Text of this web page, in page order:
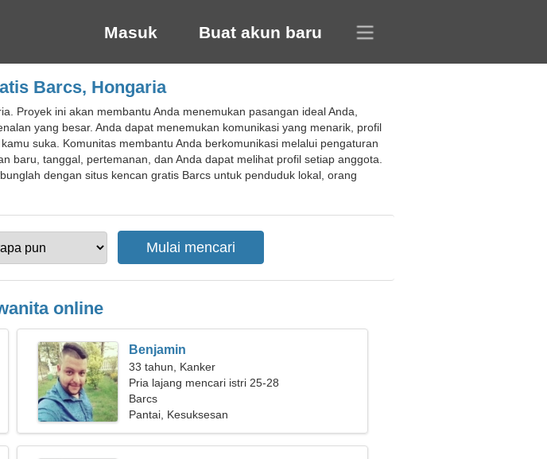
Masuk Buat akun baru
Barcs, Hongaria
Proyek ini akan membantu Anda menemukan pasangan ideal Anda,
yang besar. Anda dapat menemukan komunikasi yang menarik, profil
suka. Komunitas membantu Anda berkomunikasi melalui pengaturan
baru, tanggal, pertemanan, dan Anda dapat melihat profil setiap anggota.
dengan situs kencan gratis Barcs untuk penduduk lokal, orang
online
Benjamin
33 tahun, Kanker
Pria lajang mencari istri 25-28
Barcs
Pantai, Kesuksesan